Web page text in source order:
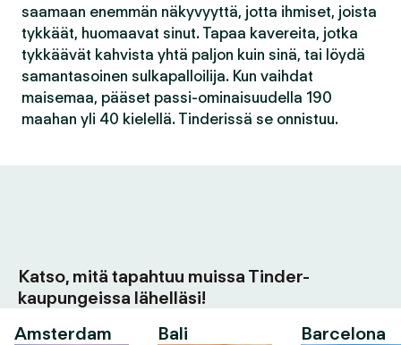
saamaan enemmän näkyvyyttä, jotta ihmiset, joista
tykkäät, huomaavat sinut. Tapaa kavereita, jotka
tykkäävät kahvista yhtä paljon kuin sinä, tai löydä
samantasoinen sulkapalloilija. Kun vaihdat
maisemaa, pääset passi-ominaisuudella 190
maahan yli 40 kielellä. Tinderissä se onnistuu.
Katso, mitä tapahtuu muissa Tinder-
kaupungeissa lähelläsi!
Amsterdam
Bali Barcelona